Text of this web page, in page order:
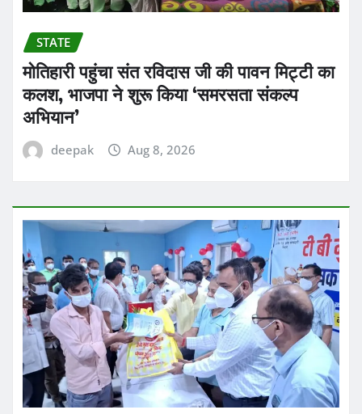
STATE
मोतिहारी पहुंचा संत रविदास जी की पावन मिट्टी का
कलश, भाजपा ने शुरू किया ‘समरसता संकल्प
अभियान’
deepak Aug 8, 2026